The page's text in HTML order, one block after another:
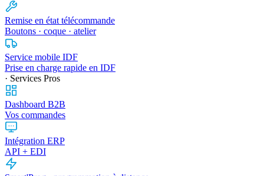
Remise en état télécommande
Boutons · coque · atelier
Service mobile IDF
Prise en charge rapide en IDF
· Services Pros
Dashboard B2B
Vos commandes
Intégration ERP
API + EDI